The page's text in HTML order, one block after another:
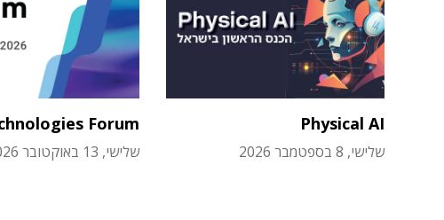
Physical AI
שלישי, 8 בספטמבר 2026
Forum
שלישי, 13 באוקטובר 2026